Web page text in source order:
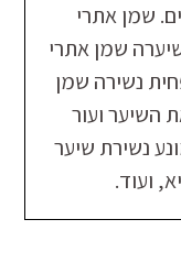
שמן אתרי
שמן אתרי
נשירה שמן
השיער ועור
נשירת שיער
ועוד.